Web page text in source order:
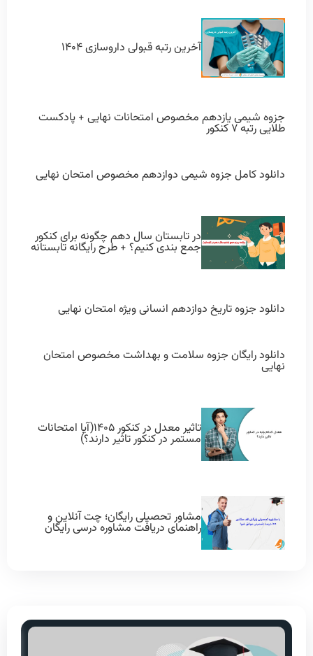
آخرین رتبه قبولی داروسازی ۱۴۰۴
جزوه شیمی یازدهم مخصوص امتحانات نهایی + پادکست
طلایی رتبه ۷ کنکور
دانلود کامل جزوه شیمی دوازدهم مخصوص امتحان نهایی
در تابستان سال دهم چگونه برای کنکور
جمع بندی کنیم؟ + طرح رایگانه تابستانه
دانلود جزوه تاریخ دوازدهم انسانی ویژه امتحان نهایی
دانلود رایگان جزوه سلامت و بهداشت مخصوص امتحان
نهایی
تاثیر معدل در کنکور ۱۴۰۵(آیا امتحانات
مستمر در کنکور تاثیر دارند؟)
مشاور تحصیلی رایگان؛ چت آنلاین و
راهنمای دریافت مشاوره درسی رایگان